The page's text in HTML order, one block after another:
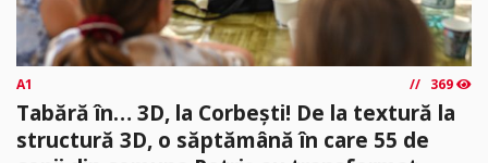
A1 369
Tabără în… 3D, la Corbești! De la textură la
structură 3D, o săptămână în care 55 de